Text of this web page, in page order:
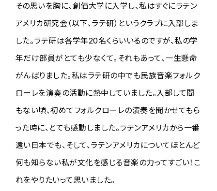
その思いを胸に、創価大学に入学し、私はすぐにラテン
アメリカ研究会（以下、ラテ研）というクラブに入部しま
した。ラテ研は各学年20名くらいいるのですが、私の学
年だけ部員がとても少なくて。それもあって、一生懸命
がんばりました。私はラテ研の中でも民族音楽フォルク
ローレを演奏の活動に熱中していました。入部して間
もない頃、初めてフォルクローレの演奏を聞かせてもら
った時に、とても感動しました。ラテンアメリカから一番
遠い日本でも、そして、ラテンアメリカについてほとんど
何も知らない私が文化を感じる音楽の力ってすごい！こ
れをやりたいって思いました。